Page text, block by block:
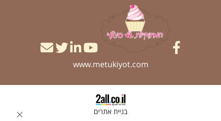
www.metukiyot.com
בניית אתרים